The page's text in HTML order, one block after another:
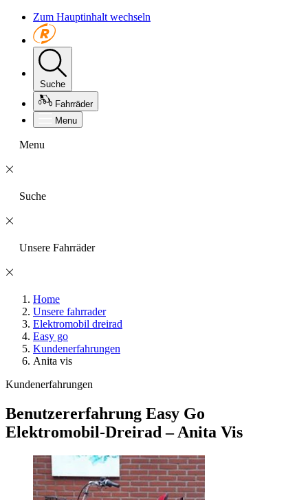
Zum Hauptinhalt wechseln
Suche
Fahrräder
Menu
Menu
Suche
Unsere Fahrräder
Home
Unsere fahrrader
Elektromobil dreirad
Easy go
Kundenerfahrungen
Anita vis
Kundenerfahrungen
Benutzererfahrung Easy Go
Elektromobil-Dreirad – Anita Vis